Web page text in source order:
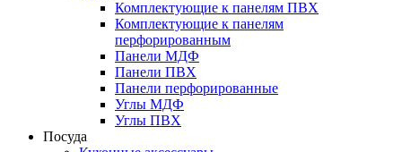
Комплектующие к панелям ПВХ
Комплектующие к панелям
перфорированным
Панели МДФ
Панели ПВХ
Панели перфорированные
Углы МДФ
Углы ПВХ
Посуда